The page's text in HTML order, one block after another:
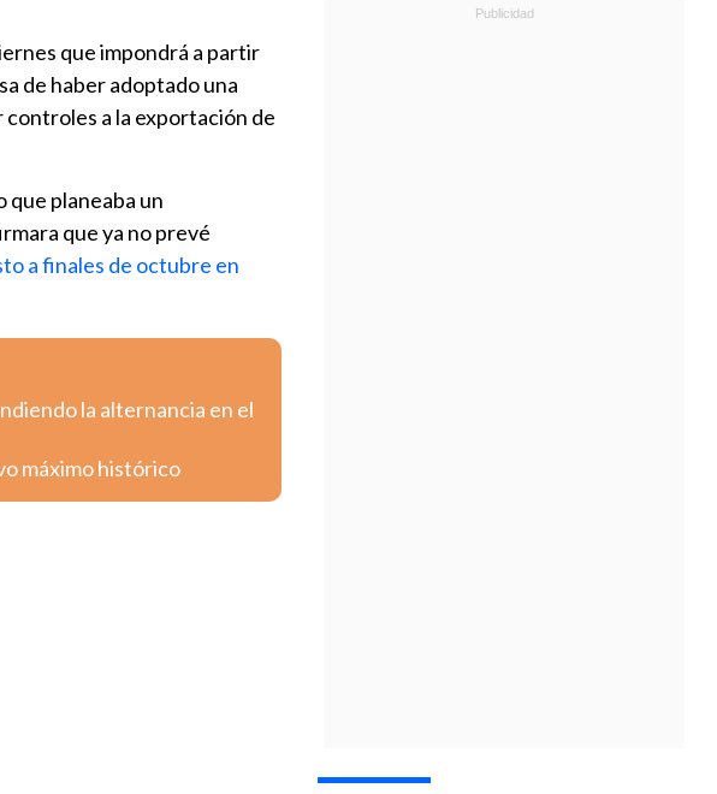
que impondrá a partir
de haber adoptado una
a la exportación de
que planeaba un
que ya no prevé
a finales de octubre en
la alternancia en el
máximo histórico